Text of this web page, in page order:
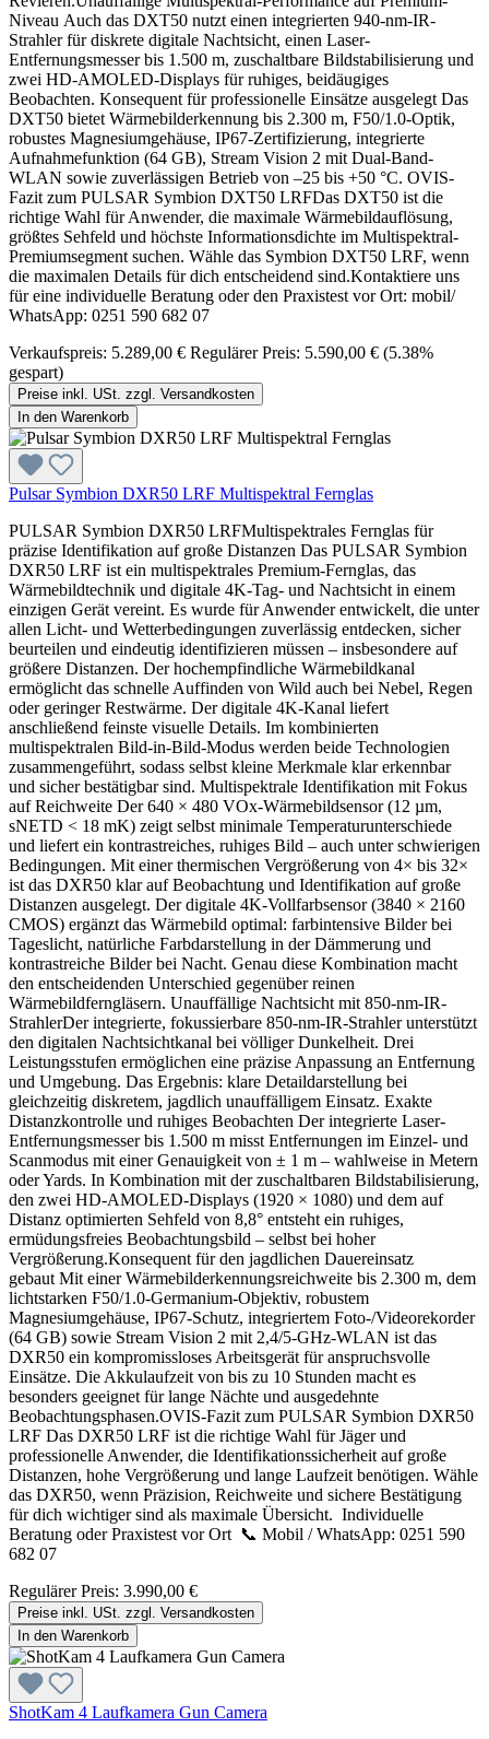
Niveau Auch das DXT50 nutzt einen integrierten 940-nm-IR-
Strahler für diskrete digitale Nachtsicht, einen Laser-
Entfernungsmesser bis 1.500 m, zuschaltbare Bildstabilisierung und
zwei HD-AMOLED-Displays für ruhiges, beidäugiges
Beobachten. Konsequent für professionelle Einsätze ausgelegt Das
DXT50 bietet Wärmebilderkennung bis 2.300 m, F50/1.0-Optik,
robustes Magnesiumgehäuse, IP67-Zertifizierung, integrierte
Aufnahmefunktion (64 GB), Stream Vision 2 mit Dual-Band-
WLAN sowie zuverlässigen Betrieb von –25 bis +50 °C. OVIS-
Fazit zum PULSAR Symbion DXT50 LRFDas DXT50 ist die
richtige Wahl für Anwender, die maximale Wärmebildauflösung,
größtes Sehfeld und höchste Informationsdichte im Multispektral-
Premiumsegment suchen. Wähle das Symbion DXT50 LRF, wenn
die maximalen Details für dich entscheidend sind.Kontaktiere uns
für eine individuelle Beratung oder den Praxistest vor Ort: mobil/
WhatsApp: 0251 590 682 07
Verkaufspreis: 5.289,00 € Regulärer Preis: 5.590,00 € (5.38%
gespart)
Preise inkl. USt. zzgl. Versandkosten
In den Warenkorb
Pulsar Symbion DXR50 LRF Multispektral Fernglas
PULSAR Symbion DXR50 LRFMultispektrales Fernglas für
präzise Identifikation auf große Distanzen Das PULSAR Symbion
DXR50 LRF ist ein multispektrales Premium-Fernglas, das
Wärmebildtechnik und digitale 4K-Tag- und Nachtsicht in einem
einzigen Gerät vereint. Es wurde für Anwender entwickelt, die unter
allen Licht- und Wetterbedingungen zuverlässig entdecken, sicher
beurteilen und eindeutig identifizieren müssen – insbesondere auf
größere Distanzen. Der hochempfindliche Wärmebildkanal
ermöglicht das schnelle Auffinden von Wild auch bei Nebel, Regen
oder geringer Restwärme. Der digitale 4K-Kanal liefert
anschließend feinste visuelle Details. Im kombinierten
multispektralen Bild-in-Bild-Modus werden beide Technologien
zusammengeführt, sodass selbst kleine Merkmale klar erkennbar
und sicher bestätigbar sind. Multispektrale Identifikation mit Fokus
auf Reichweite Der 640 × 480 VOx-Wärmebildsensor (12 µm,
sNETD < 18 mK) zeigt selbst minimale Temperaturunterschiede
und liefert ein kontrastreiches, ruhiges Bild – auch unter schwierigen
Bedingungen. Mit einer thermischen Vergrößerung von 4× bis 32×
ist das DXR50 klar auf Beobachtung und Identifikation auf große
Distanzen ausgelegt. Der digitale 4K-Vollfarbsensor (3840 × 2160
CMOS) ergänzt das Wärmebild optimal: farbintensive Bilder bei
Tageslicht, natürliche Farbdarstellung in der Dämmerung und
kontrastreiche Bilder bei Nacht. Genau diese Kombination macht
den entscheidenden Unterschied gegenüber reinen
Wärmebildferngläsern. Unauffällige Nachtsicht mit 850-nm-IR-
StrahlerDer integrierte, fokussierbare 850-nm-IR-Strahler unterstützt
den digitalen Nachtsichtkanal bei völliger Dunkelheit. Drei
Leistungsstufen ermöglichen eine präzise Anpassung an Entfernung
und Umgebung. Das Ergebnis: klare Detaildarstellung bei
gleichzeitig diskretem, jagdlich unauffälligem Einsatz. Exakte
Distanzkontrolle und ruhiges Beobachten Der integrierte Laser-
Entfernungsmesser bis 1.500 m misst Entfernungen im Einzel- und
Scanmodus mit einer Genauigkeit von ± 1 m – wahlweise in Metern
oder Yards. In Kombination mit der zuschaltbaren Bildstabilisierung,
den zwei HD-AMOLED-Displays (1920 × 1080) und dem auf
Distanz optimierten Sehfeld von 8,8° entsteht ein ruhiges,
ermüdungsfreies Beobachtungsbild – selbst bei hoher
Vergrößerung.Konsequent für den jagdlichen Dauereinsatz
gebaut Mit einer Wärmebilderkennungsreichweite bis 2.300 m, dem
lichtstarken F50/1.0-Germanium-Objektiv, robustem
Magnesiumgehäuse, IP67-Schutz, integriertem Foto-/Videorekorder
(64 GB) sowie Stream Vision 2 mit 2,4/5-GHz-WLAN ist das
DXR50 ein kompromissloses Arbeitsgerät für anspruchsvolle
Einsätze. Die Akkulaufzeit von bis zu 10 Stunden macht es
besonders geeignet für lange Nächte und ausgedehnte
Beobachtungsphasen.OVIS-Fazit zum PULSAR Symbion DXR50
LRF Das DXR50 LRF ist die richtige Wahl für Jäger und
professionelle Anwender, die Identifikationssicherheit auf große
Distanzen, hohe Vergrößerung und lange Laufzeit benötigen. Wähle
das DXR50, wenn Präzision, Reichweite und sichere Bestätigung
für dich wichtiger sind als maximale Übersicht. Individuelle
Beratung oder Praxistest vor Ort 📞 Mobil / WhatsApp: 0251 590
682 07
Regulärer Preis: 3.990,00 €
Preise inkl. USt. zzgl. Versandkosten
In den Warenkorb
ShotKam 4 Laufkamera Gun Camera